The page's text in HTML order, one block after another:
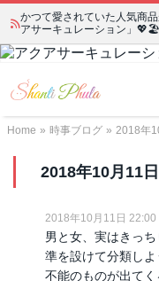
かつて愛されていた人気商
アサーキュレーション」
Home » 時事ブログ » 2018年
2018年10月11日
2018年10月11日 22:00
男と女、実はきっ
準を設けて分類し
不能のものが出てく